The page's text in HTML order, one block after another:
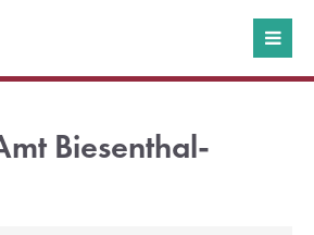
Biesenthal-